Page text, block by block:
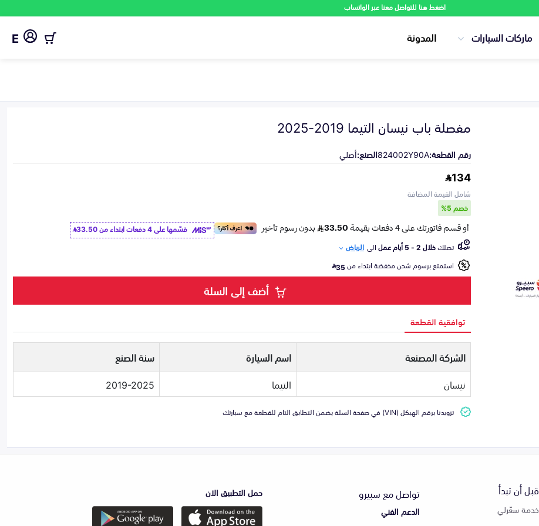
اضغط هنا للتواصل معنا عبر الواتساب
ماركات السيارات المدونة E
مفصلة باب نيسان التيما 2019-2025
رقم القطعة:824002Y90Aالصنع:أصلي
134
شامل القيمة المضافة
خصم 5%
قسّمها على 4 دفعات ابتداء من
33.50
تصلكخلال 2 - 5 أيام عمل الى الرياض
استمتع برسوم شحن مخفضة ابتداء من35
أضف إلى السلة
توافقية القطعة
الشركة المصنعة اسم السيارة
سنة الصنع
نيسان
التيما 2019-2025
تزويدنا برقم الهيكل (VIN) في صفحة السلة يضمن التطابق التام للقطعة مع سيارتك
قبل أن تبدأ
خدمة سعّرلي
تواصل مع سبيرو
الدعم الفني
حمل التطبيق الان